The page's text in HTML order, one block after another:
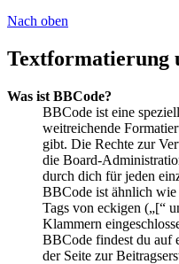
Nach oben
Textformatierung
Was ist BBCode?
BBCode ist eine
weitreichende
gibt. Die Rechte zur
die Board-
durch dich für jeden
BBCode ist ähnlich
Tags von eckigen („[“
Klammern
BBCode findest du auf
der Seite zur